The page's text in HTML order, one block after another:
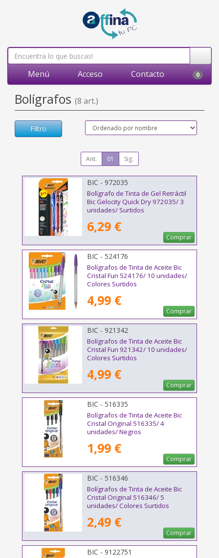
Menú Acceso Contacto 0
Bolígrafos (8 art.)
Filtro
Ant. 01 Sig.
BIC - 972035
Bolígrafo de Tinta de Gel Retráctil
Bic Gelocity Quick Dry 972035/ 3
unidades/ Surtidos
6,29 €
Comprar
BIC - 524176
Bolígrafos de Tinta de Aceite Bic
Cristal Fun 524176/ 10 unidades/
Colores Surtidos
4,99 €
Comprar
BIC - 921342
Bolígrafos de Tinta de Aceite Bic
Cristal Fun 921342/ 10 unidades/
Colores Surtidos
4,99 €
Comprar
BIC - 516335
Bolígrafos de Tinta de Aceite Bic
Cristal Original 516335/ 4
unidades/ Negros
1,99 €
Comprar
BIC - 516346
Bolígrafos de Tinta de Aceite Bic
Cristal Original 516346/ 5
unidades/ Colores Surtidos
2,49 €
Comprar
BIC - 9122751